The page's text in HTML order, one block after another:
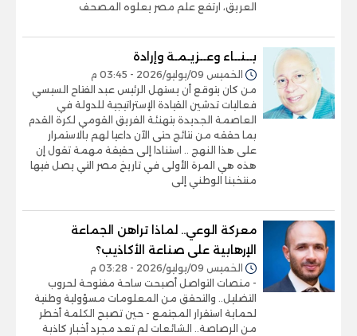
العريق، ارتفع علم مصر يعلوه المصحف
بــنــاء وعــزيـمـة وإرادة
الخميس 09/يوليو/2026 - 03:45 م
من كان يتوقع أن يستهل الرئيس عبد الفتاح السيسي
فعاليات تدشين القيادة الإستراتيجية للدولة في
العاصمة الجديدة بتهنئة الفريق القومي لكرة القدم
بما حققه من نتائج حتى الآن داعيا لهم بالاستمرار
على هذا النهج .. استنادا إلى حقيقة مهمة تقول إن
هذه هي المرة الأولى في تاريخ مصر التي يصل فيها
منتخبنا الوطني إلى
معركة الوعي.. لماذا تراهن الجماعة
الإرهابية على صناعة الأكاذيب؟
الخميس 09/يوليو/2026 - 03:28 م
- منصات التواصل أصبحت ساحة مفتوحة لحروب
التضليل.. والتحقق من المعلومات مسؤولية وطنية
لحماية استقرار المجتمع - حين تصبح الكلمة أخطر
من الرصاصة.. الشائعات لم تعد مجرد أخبار كاذبة